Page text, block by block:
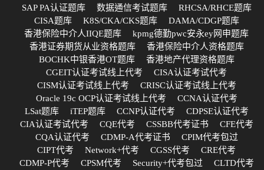
SAP PA认证题库
数据通信考试题库
RHCSA/RHCE题库
CISA题库
K8S/CKA/CKS题库
DAMA/CDGP题库
香港保险中介人IIQE题库
kpmg德勤pwc安永ey网申题库
香港证券期货从业资格题库
香港保险中介人资格题库
BOCHK中银香港OT题库
香港地产代理资格题库
CGEIT认证考试线上代考
CISA认证考试代考
CISM认证考试线上代考
CRISC认证考试线上代考
Oracle 19c OCP认证考试线上代考
CCNA认证代考
LSat题库
iTEP题库 CCNP认证代考
CDPSE认证代考
CIA认证考试代考
CQE代考 CSSBB代考证书
CFE代考
CQA认证代考
CDMP-A代考证书
CPIM代考包过
CIPT代考
Network+代考 CGSS代考
CRE代考
CDMP-P代考
CPSM代考 Security+代考包过
CLTD代考